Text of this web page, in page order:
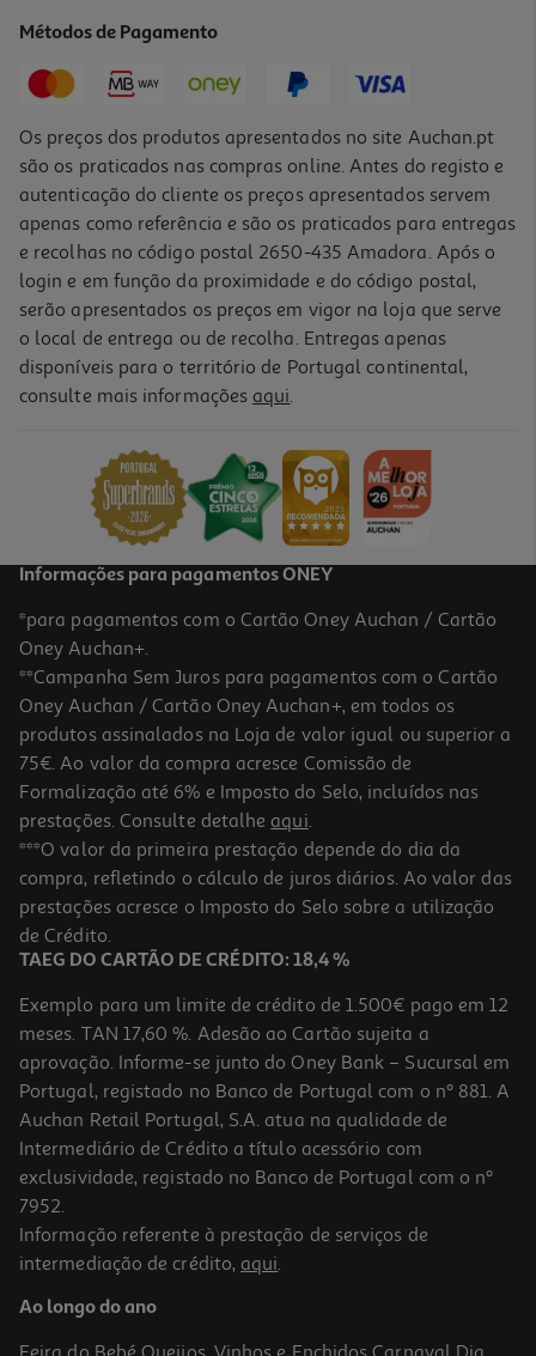
Smartphone Xiaomi Redmi Note 15 Pro+ 5g 12/512gb Mocha
499,99 €
Smartphone Oppo Reno16 5g Preto 8/512gb
749.99 €/un
749,99 €
Smartphone Xiaomi 17 Black 12/512
999.99 €/un
Métodos de Pagamento
Os preços dos produtos apresentados no site Auchan.pt
são os praticados nas compras online. Antes do registo e
autenticação do cliente os preços apresentados servem
apenas como referência e são os praticados para entregas
e recolhas no código postal 2650-435 Amadora. Após o
login e em função da proximidade e do código postal,
serão apresentados os preços em vigor na loja que serve
o local de entrega ou de recolha. Entregas apenas
disponíveis para o território de Portugal continental,
consulte mais informações aqui.
Informações para pagamentos ONEY
*para pagamentos com o Cartão Oney Auchan / Cartão
Oney Auchan+.
**Campanha Sem Juros para pagamentos com o Cartão
Oney Auchan / Cartão Oney Auchan+, em todos os
produtos assinalados na Loja de valor igual ou superior a
75€. Ao valor da compra acresce Comissão de
Formalização até 6% e Imposto do Selo, incluídos nas
prestações. Consulte detalhe aqui.
***O valor da primeira prestação depende do dia da
compra, refletindo o cálculo de juros diários. Ao valor das
prestações acresce o Imposto do Selo sobre a utilização
de Crédito.
TAEG DO CARTÃO DE CRÉDITO: 18,4 %
Exemplo para um limite de crédito de 1.500€ pago em 12
meses. TAN 17,60 %. Adesão ao Cartão sujeita a
aprovação. Informe-se junto do Oney Bank – Sucursal em
Portugal, registado no Banco de Portugal com o nº 881. A
Auchan Retail Portugal, S.A. atua na qualidade de
Intermediário de Crédito a título acessório com
exclusividade, registado no Banco de Portugal com o nº
7952.
Informação referente à prestação de serviços de
intermediação de crédito, aqui.
Ao longo do ano